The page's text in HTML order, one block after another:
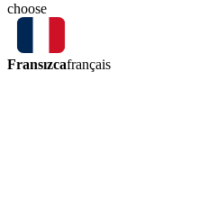
choose
Fransızcafrançais